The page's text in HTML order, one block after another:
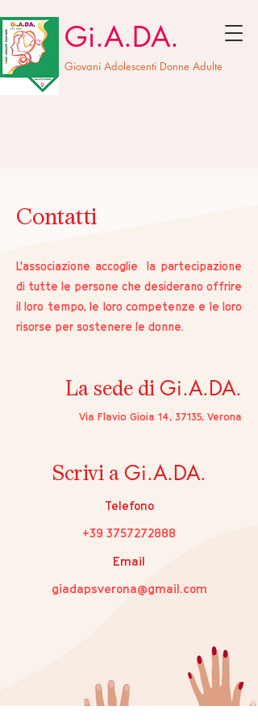
Gi.A.DA.
Giovani Adolescenti Donne Adulte
Contatti
L'associazione accoglie la partecipazione
di tutte le persone che desiderano offrire
il loro tempo, le loro competenze e le loro
risorse per sostenere le donne.
La sede di Gi.A.DA.
Via Flavio Gioia 14, 37135, Verona
Scrivi a Gi.A.DA.
Telefono
+39 3757272888
Email
giadapsverona@gmail.com